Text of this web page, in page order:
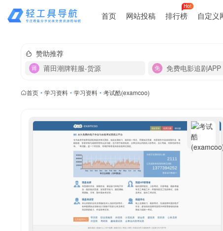
首页 网站投稿 排行榜
Hot
自定义
赞助推荐
莆田潮牌鞋服-货源
免费电影追剧APP
首页 • 学习资料 • 学习资料 • 考试酷(examcoo)